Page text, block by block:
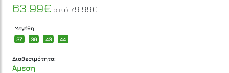
63.99€ από 79.99€
Μεγέθη:
37
39 43 44
Διαθεσιμότητα:
Άμεση